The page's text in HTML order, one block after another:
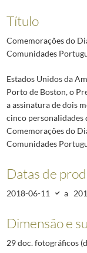
Título
Comemorações do
Comunidades
Estados Unidos da
Porto de Boston, o
a assinatura de dois
cinco personalidades
Comemorações do
Comunidades
Datas de
2018-06-11 a
Dimensão e
29 doc. fotográficos